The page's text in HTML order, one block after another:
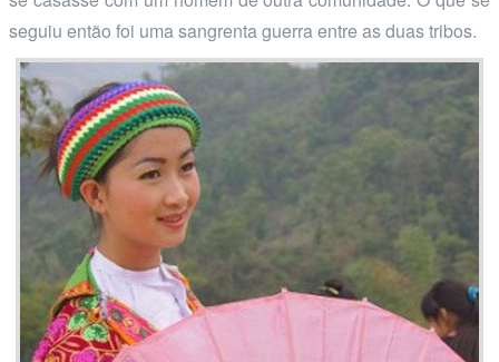
seguiu então foi uma sangrenta guerra entre as duas tribos.